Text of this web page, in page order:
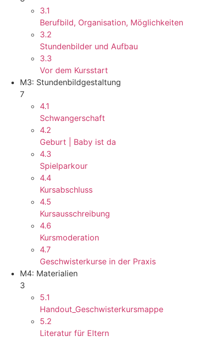
3.1
Berufbild, Organisation, Möglichkeiten
3.2
Stundenbilder und Aufbau
3.3
Vor dem Kursstart
M3: Stundenbildgestaltung
7
4.1
Schwangerschaft
4.2
Geburt | Baby ist da
4.3
Spielparkour
4.4
Kursabschluss
4.5
Kursausschreibung
4.6
Kursmoderation
4.7
Geschwisterkurse in der Praxis
M4: Materialien
3
5.1
Handout_Geschwisterkursmappe
5.2
Literatur für Eltern